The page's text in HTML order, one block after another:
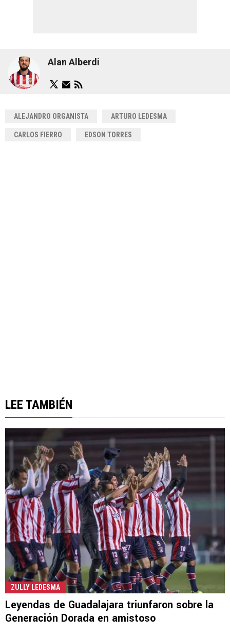
Alan Alberdi
ALEJANDRO ORGANISTA ARTURO LEDESMA
CARLOS FIERRO EDSON TORRES
LEE TAMBIÉN
ZULLY LEDESMA
Leyendas de Guadalajara triunfaron sobre la
Generación Dorada en amistoso